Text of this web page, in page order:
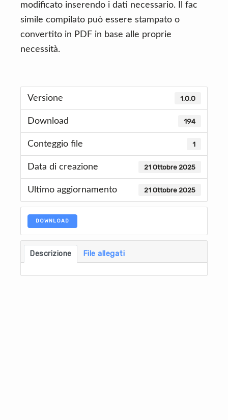
modificato inserendo i dati necessario. Il fac
simile compilato può essere stampato o
convertito in PDF in base alle proprie
necessità.
Versione 1.0.0
Download 194
Conteggio file 1
Data di creazione 21 Ottobre 2025
Ultimo aggiornamento 21 Ottobre 2025
DOWNLOAD
Descrizione File allegati